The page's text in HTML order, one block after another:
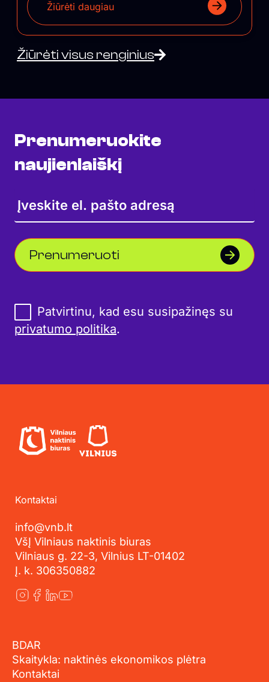
Žiūrėti daugiau
Žiūrėti visus renginius
Prenumeruokite
naujienlaiškį
Prenumeruoti
Patvirtinu, kad esu susipažinęs su
privatumo politika.
Kontaktai
info@vnb.lt
VšĮ Vilniaus naktinis biuras
Vilniaus g. 22-3, Vilnius LT-01402
Į. k. 306350882
BDAR
Skaitykla: naktinės ekonomikos plėtra
Kontaktai